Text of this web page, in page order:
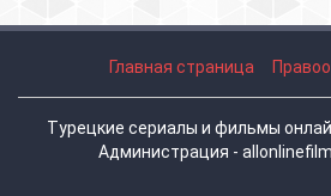
Главная страница
Турецкие сериалы и фильмы
Администрация -